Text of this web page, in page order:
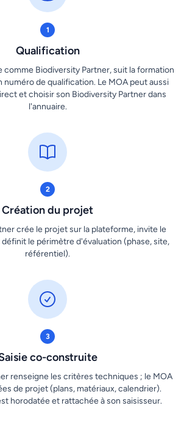
1
Qualification
comme Biodiversity Partner, suit la formation
numéro de qualification. Le MOA peut aussi
et choisir son Biodiversity Partner dans
l'annuaire.
2
Création du projet
crée le projet sur la plateforme, invite le
le périmètre d'évaluation (phase, site,
référentiel).
3
co-construite
renseigne les critères techniques ; le MOA
de projet (plans, matériaux, calendrier).
horodatée et rattachée à son saisisseur.